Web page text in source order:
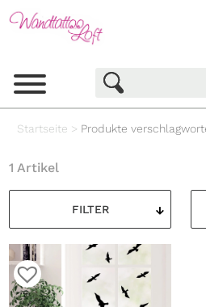
Startseite > Produkte
FILTER
1 Artikel